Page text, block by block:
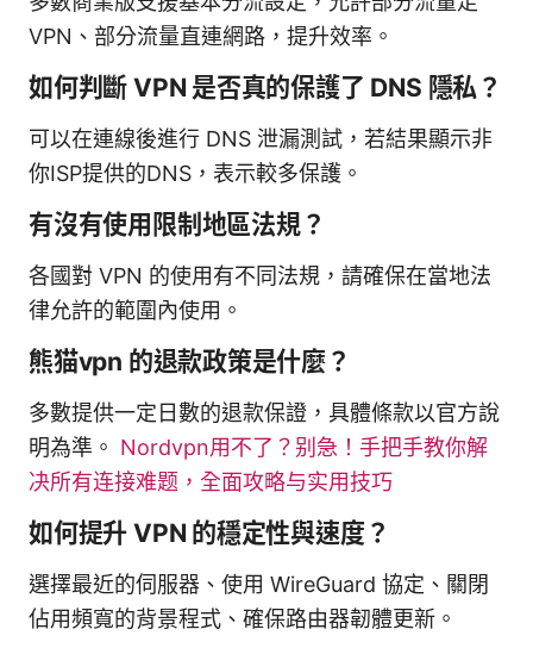
VPN、部分流量直連網路，提升效率。
如何判斷 VPN 是否真的保護了 DNS 隱私？
可以在連線後進行 DNS 泄漏測試，若結果顯示非
你ISP提供的DNS，表示較多保護。
有沒有使用限制地區法規？
各國對 VPN 的使用有不同法規，請確保在當地法
律允許的範圍內使用。
熊猫vpn 的退款政策是什麼？
多數提供一定日數的退款保證，具體條款以官方說
明為準。 Nordvpn用不了？别急！手把手教你解
决所有连接难题，全面攻略与实用技巧
如何提升 VPN 的穩定性與速度？
選擇最近的伺服器、使用 WireGuard 協定、關閉
佔用頻寬的背景程式、確保路由器韌體更新。